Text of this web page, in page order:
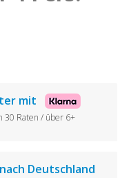
mit
30 Raten / über 6+
Deutschland